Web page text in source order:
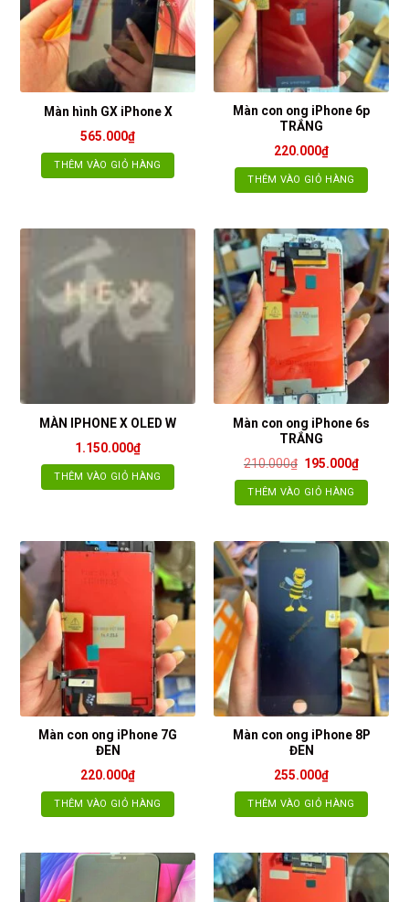
Màn hình GX iPhone X
565.000₫
THÊM VÀO GIỎ HÀNG
Màn con ong iPhone 6p
TRẮNG
220.000₫
THÊM VÀO GIỎ HÀNG
MÀN IPHONE X OLED W
1.150.000₫
THÊM VÀO GIỎ HÀNG
Màn con ong iPhone 6s
TRẮNG
210.000₫ Giá
là:
210.000₫.
195.000₫Giá
tại
THÊM VÀO GIỎ HÀNG
Màn con ong iPhone 7G
ĐEN
220.000₫
THÊM VÀO GIỎ HÀNG
Màn con ong iPhone 8P
ĐEN
255.000₫
THÊM VÀO GIỎ HÀNG